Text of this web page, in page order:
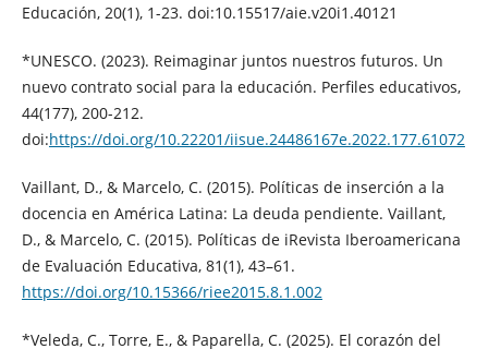
Educación, 20(1), 1-23. doi:10.15517/aie.v20i1.40121
*UNESCO. (2023). Reimaginar juntos nuestros futuros. Un
nuevo contrato social para la educación. Perfiles educativos,
44(177), 200-212.
doi:https://doi.org/10.22201/iisue.24486167e.2022.177.61072
Vaillant, D., & Marcelo, C. (2015). Políticas de inserción a la
docencia en América Latina: La deuda pendiente. Vaillant,
D., & Marcelo, C. (2015). Políticas de iRevista Iberoamericana
de Evaluación Educativa, 81(1), 43–61.
https://doi.org/10.15366/riee2015.8.1.002
*Veleda, C., Torre, E., & Paparella, C. (2025). El corazón del